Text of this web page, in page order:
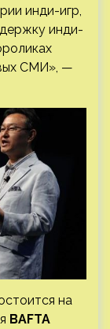
инди-игр,
инди-
СМИ», —
на
BAFTA